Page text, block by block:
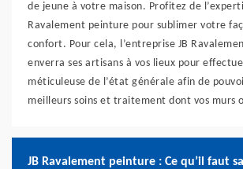
de jeune à votre maison. Profitez de
Ravalement peinture pour sublimer votre
confort. Pour cela, l’entreprise JB
enverra ses artisans à vos lieux pour
méticuleuse de l’état générale afin de
meilleurs soins et traitement dont vos murs
JB Ravalement peinture : Ce qu’il faut